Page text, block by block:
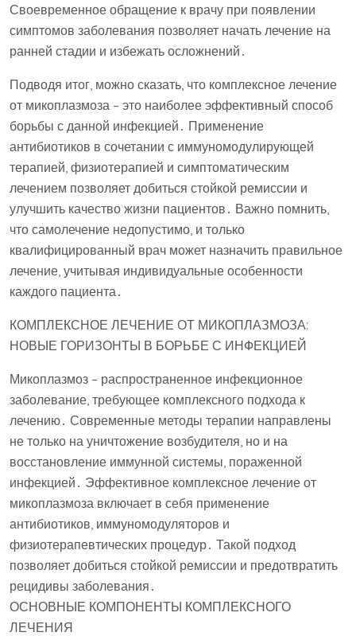
Своевременное обращение к врачу при появлении
симптомов заболевания позволяет начать лечение на
ранней стадии и избежать осложнений․
Подводя итог, можно сказать, что комплексное лечение
от микоплазмоза – это наиболее эффективный способ
борьбы с данной инфекцией․ Применение
антибиотиков в сочетании с иммуномодулирующей
терапией, физиотерапией и симптоматическим
лечением позволяет добиться стойкой ремиссии и
улучшить качество жизни пациентов․ Важно помнить,
что самолечение недопустимо, и только
квалифицированный врач может назначить правильное
лечение, учитывая индивидуальные особенности
каждого пациента․
КОМПЛЕКСНОЕ ЛЕЧЕНИЕ ОТ МИКОПЛАЗМОЗА:
НОВЫЕ ГОРИЗОНТЫ В БОРЬБЕ С ИНФЕКЦИЕЙ
Микоплазмоз – распространенное инфекционное
заболевание, требующее комплексного подхода к
лечению․ Современные методы терапии направлены
не только на уничтожение возбудителя, но и на
восстановление иммунной системы, пораженной
инфекцией․ Эффективное комплексное лечение от
микоплазмоза включает в себя применение
антибиотиков, иммуномодуляторов и
физиотерапевтических процедур․ Такой подход
позволяет добиться стойкой ремиссии и предотвратить
рецидивы заболевания․
ОСНОВНЫЕ КОМПОНЕНТЫ КОМПЛЕКСНОГО
ЛЕЧЕНИЯ